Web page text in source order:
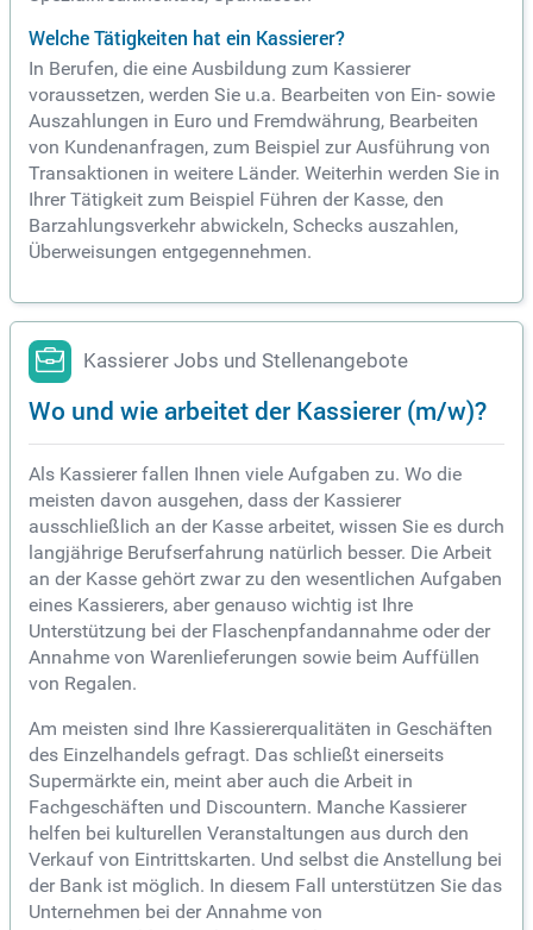
Welche Tätigkeiten hat ein Kassierer?
In Berufen, die eine Ausbildung zum Kassierer
voraussetzen, werden Sie u.a. Bearbeiten von Ein- sowie
Auszahlungen in Euro und Fremdwährung, Bearbeiten
von Kundenanfragen, zum Beispiel zur Ausführung von
Transaktionen in weitere Länder. Weiterhin werden Sie in
Ihrer Tätigkeit zum Beispiel Führen der Kasse, den
Barzahlungsverkehr abwickeln, Schecks auszahlen,
Überweisungen entgegennehmen.
Kassierer Jobs und Stellenangebote
Wo und wie arbeitet der Kassierer (m/w)?
Als Kassierer fallen Ihnen viele Aufgaben zu. Wo die
meisten davon ausgehen, dass der Kassierer
ausschließlich an der Kasse arbeitet, wissen Sie es durch
langjährige Berufserfahrung natürlich besser. Die Arbeit
an der Kasse gehört zwar zu den wesentlichen Aufgaben
eines Kassierers, aber genauso wichtig ist Ihre
Unterstützung bei der Flaschenpfandannahme oder der
Annahme von Warenlieferungen sowie beim Auffüllen
von Regalen.
Am meisten sind Ihre Kassiererqualitäten in Geschäften
des Einzelhandels gefragt. Das schließt einerseits
Supermärkte ein, meint aber auch die Arbeit in
Fachgeschäften und Discountern. Manche Kassierer
helfen bei kulturellen Veranstaltungen aus durch den
Verkauf von Eintrittskarten. Und selbst die Anstellung bei
der Bank ist möglich. In diesem Fall unterstützen Sie das
Unternehmen bei der Annahme von